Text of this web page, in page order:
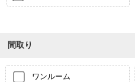
間取り
ワンルーム